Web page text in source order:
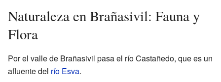
Naturaleza en Brañasivil: Fauna y
Flora
Por el valle de Brañasivil pasa el río Castañedo, que es un
afluente del río Esva.